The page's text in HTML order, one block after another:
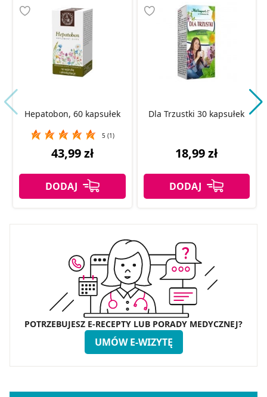
Hepatobon, 60 kapsułek
5 (1)
43,99 zł
Dla Trzustki 30 kapsułek
18,99 zł
POTRZEBUJESZ E-RECEPTY LUB PORADY MEDYCZNEJ?
UMÓW E-WIZYTĘ